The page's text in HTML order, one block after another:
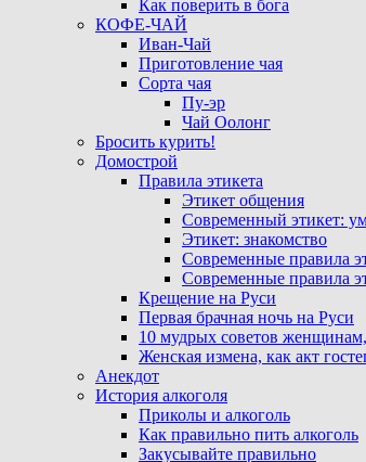
Как поверить в бога
КОФЕ-ЧАЙ
Иван-Чай
Приготовление чая
Сорта чая
Пу-эр
Чай Оолонг
Бросить курить!
Домострой
Правила этикета
Этикет общения
Современный этикет:
Этикет: знакомство
Современные правила
Современные правила
Крещение на Руси
Первая брачная ночь на Руси
10 мудрых советов
Женская измена, как акт
Анекдот
История алкоголя
Приколы и алкоголь
Как правильно пить алкоголь
Закусывайте правильно